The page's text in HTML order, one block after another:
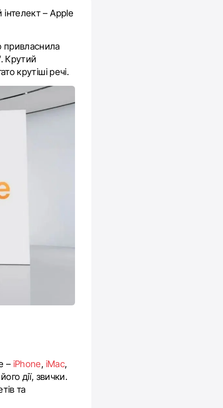
– Apple
привласнила
Крутий
крутіші речі.
– iPhone, iMac,
дії, звички.
та